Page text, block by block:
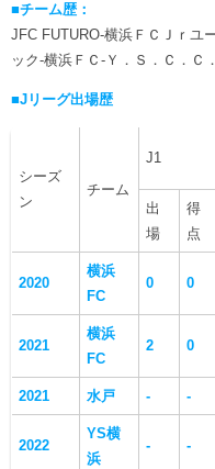
■チーム歴：
JFC FUTURO-横浜ＦＣＪｒユ
ック-横浜ＦＣ-Ｙ．Ｓ．Ｃ．Ｃ
■Jリーグ出場歴
シーズ
ン
チーム
J1
出
場
得
点
2020
横浜
FC
0 0
2021
横浜
FC
2 0
2021 水戸 - -
2022
YS横
浜
- -